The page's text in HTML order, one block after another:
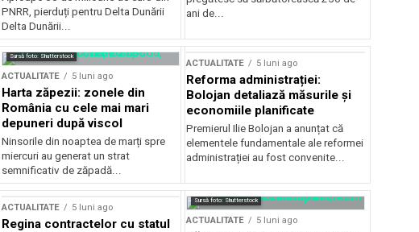
PNRR, pierduți pentru Delta Dunării
Delta Dunării...
ani de...
Sursă foto: Shutterstock
ACTUALITATE 5 luni ago
Harta zăpezii: zonele din
România cu cele mai mari
depuneri după viscol
Ninsorile din noaptea de marți spre
miercuri au generat un strat
semnificativ de zăpadă...
ACTUALITATE 5 luni ago
Reforma administrației:
Bolojan detaliază măsurile și
economiile planificate
Premierul Ilie Bolojan a anunțat că
elementele fundamentale ale reformei
administrației au fost convenite...
ACTUALITATE 5 luni ago
Regina contractelor cu statul
Sursă foto: Shutterstock
ACTUALITATE 5 luni ago